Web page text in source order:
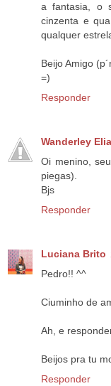
a fantasia, o
cinzenta e
qualquer
Beijo Amigo
=)
Responder
Wanderley
Oi menino,
piegas).
Bjs
Responder
Luciana Brito
Pedro!! ^^
Ciuminho de
Ah, e
Beijos pra tu
Responder